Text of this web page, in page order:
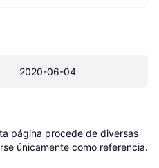
2020-06-04
página procede de diversas
únicamente como referencia.